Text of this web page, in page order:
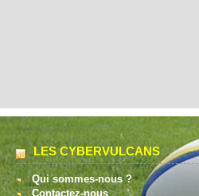
LES CYBERVULCANS
Qui sommes-nous ?
Contactez-nous